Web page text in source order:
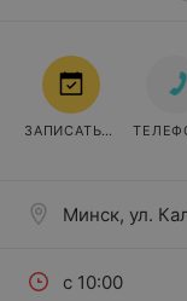
Минск, ул.
с 10:00
ЗАПИСАТЬСЯ